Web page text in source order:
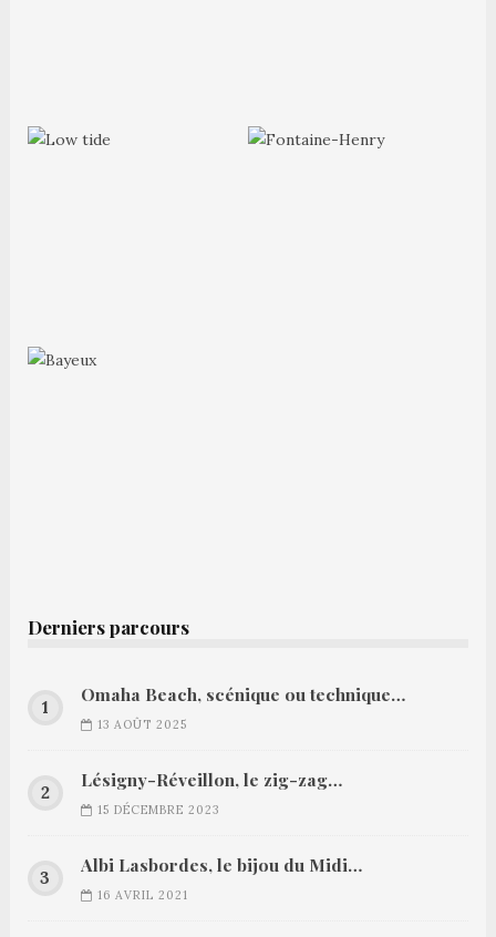
Derniers parcours
Omaha Beach, scénique ou technique…
13 AOÛT 2025
Lésigny-Réveillon, le zig-zag…
15 DÉCEMBRE 2023
Albi Lasbordes, le bijou du Midi…
16 AVRIL 2021